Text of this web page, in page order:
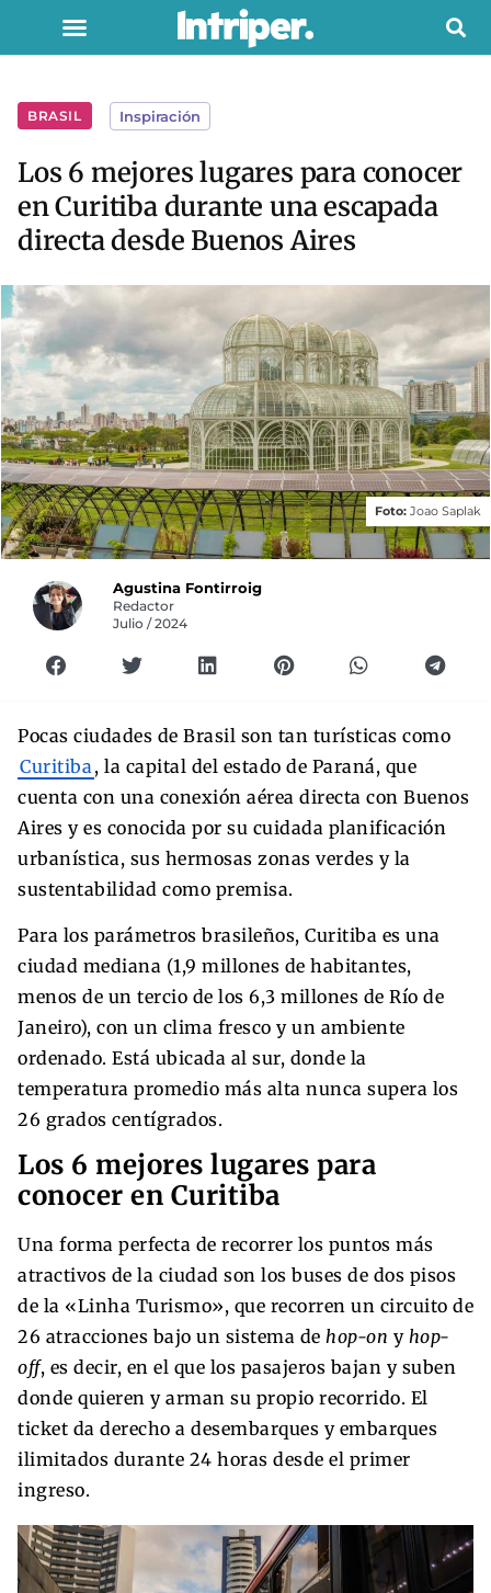
BRASIL Inspiración
Los 6 mejores lugares para conocer
en Curitiba durante una escapada
directa desde Buenos Aires
Foto: Joao Saplak
Agustina Fontirroig
Redactor
Julio / 2024
Pocas ciudades de Brasil son tan turísticas como
Curitiba , la capital del estado de Paraná, que
cuenta con una conexión aérea directa con Buenos
Aires y es conocida por su cuidada planificación
urbanística, sus hermosas zonas verdes y la
sustentabilidad como premisa.
Para los parámetros brasileños, Curitiba es una
ciudad mediana (1,9 millones de habitantes,
menos de un tercio de los 6,3 millones de Río de
Janeiro), con un clima fresco y un ambiente
ordenado. Está ubicada al sur, donde la
temperatura promedio más alta nunca supera los
26 grados centígrados.
Los 6 mejores lugares para
conocer en Curitiba
Una forma perfecta de recorrer los puntos más
atractivos de la ciudad son los buses de dos pisos
de la «Linha Turismo», que recorren un circuito de
26 atracciones bajo un sistema de hop-on y hop-
off, es decir, en el que los pasajeros bajan y suben
donde quieren y arman su propio recorrido. El
ticket da derecho a desembarques y embarques
ilimitados durante 24 horas desde el primer
ingreso.